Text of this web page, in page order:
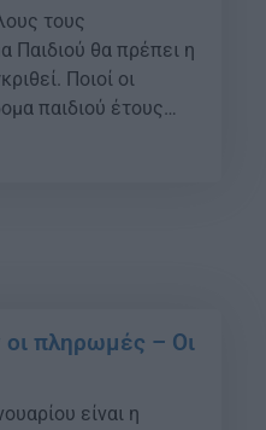
τους
Παιδιού θα πρέπει η
Ποιοί οι
παιδιού έτους
παιδιού
οι πληρωμές – Οι
είναι η